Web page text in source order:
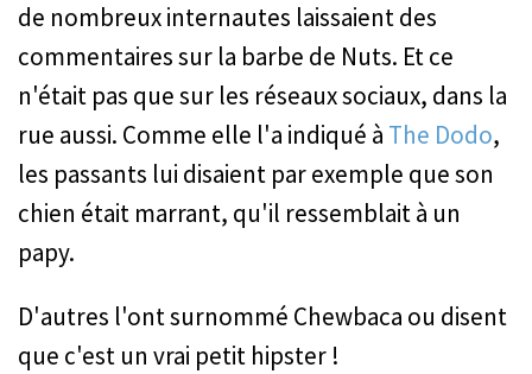
de nombreux internautes laissaient des
commentaires sur la barbe de Nuts. Et ce
n'était pas que sur les réseaux sociaux, dans la
rue aussi. Comme elle l'a indiqué à The Dodo,
les passants lui disaient par exemple que son
chien était marrant, qu'il ressemblait à un
papy.
D'autres l'ont surnommé Chewbaca ou disent
que c'est un vrai petit hipster !